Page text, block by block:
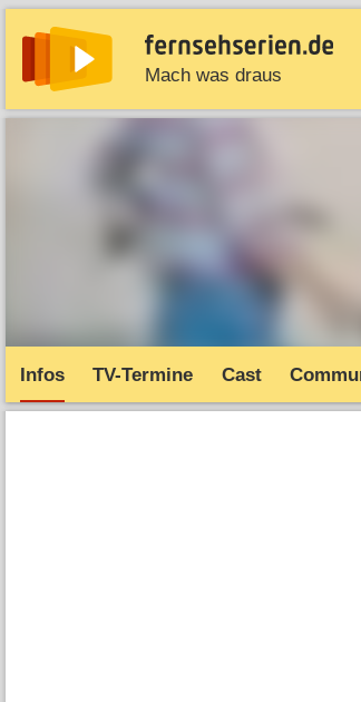
Mach was draus
News Entdecken Streaming
Infos TV-Termine Cast